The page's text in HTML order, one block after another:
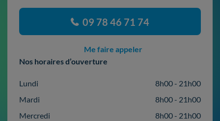
09 78 46 71 74
Me faire appeler
Nos horaires d’ouverture
Lundi
8h00 - 21h00
Mardi
8h00 - 21h00
Mercredi
8h00 - 21h00